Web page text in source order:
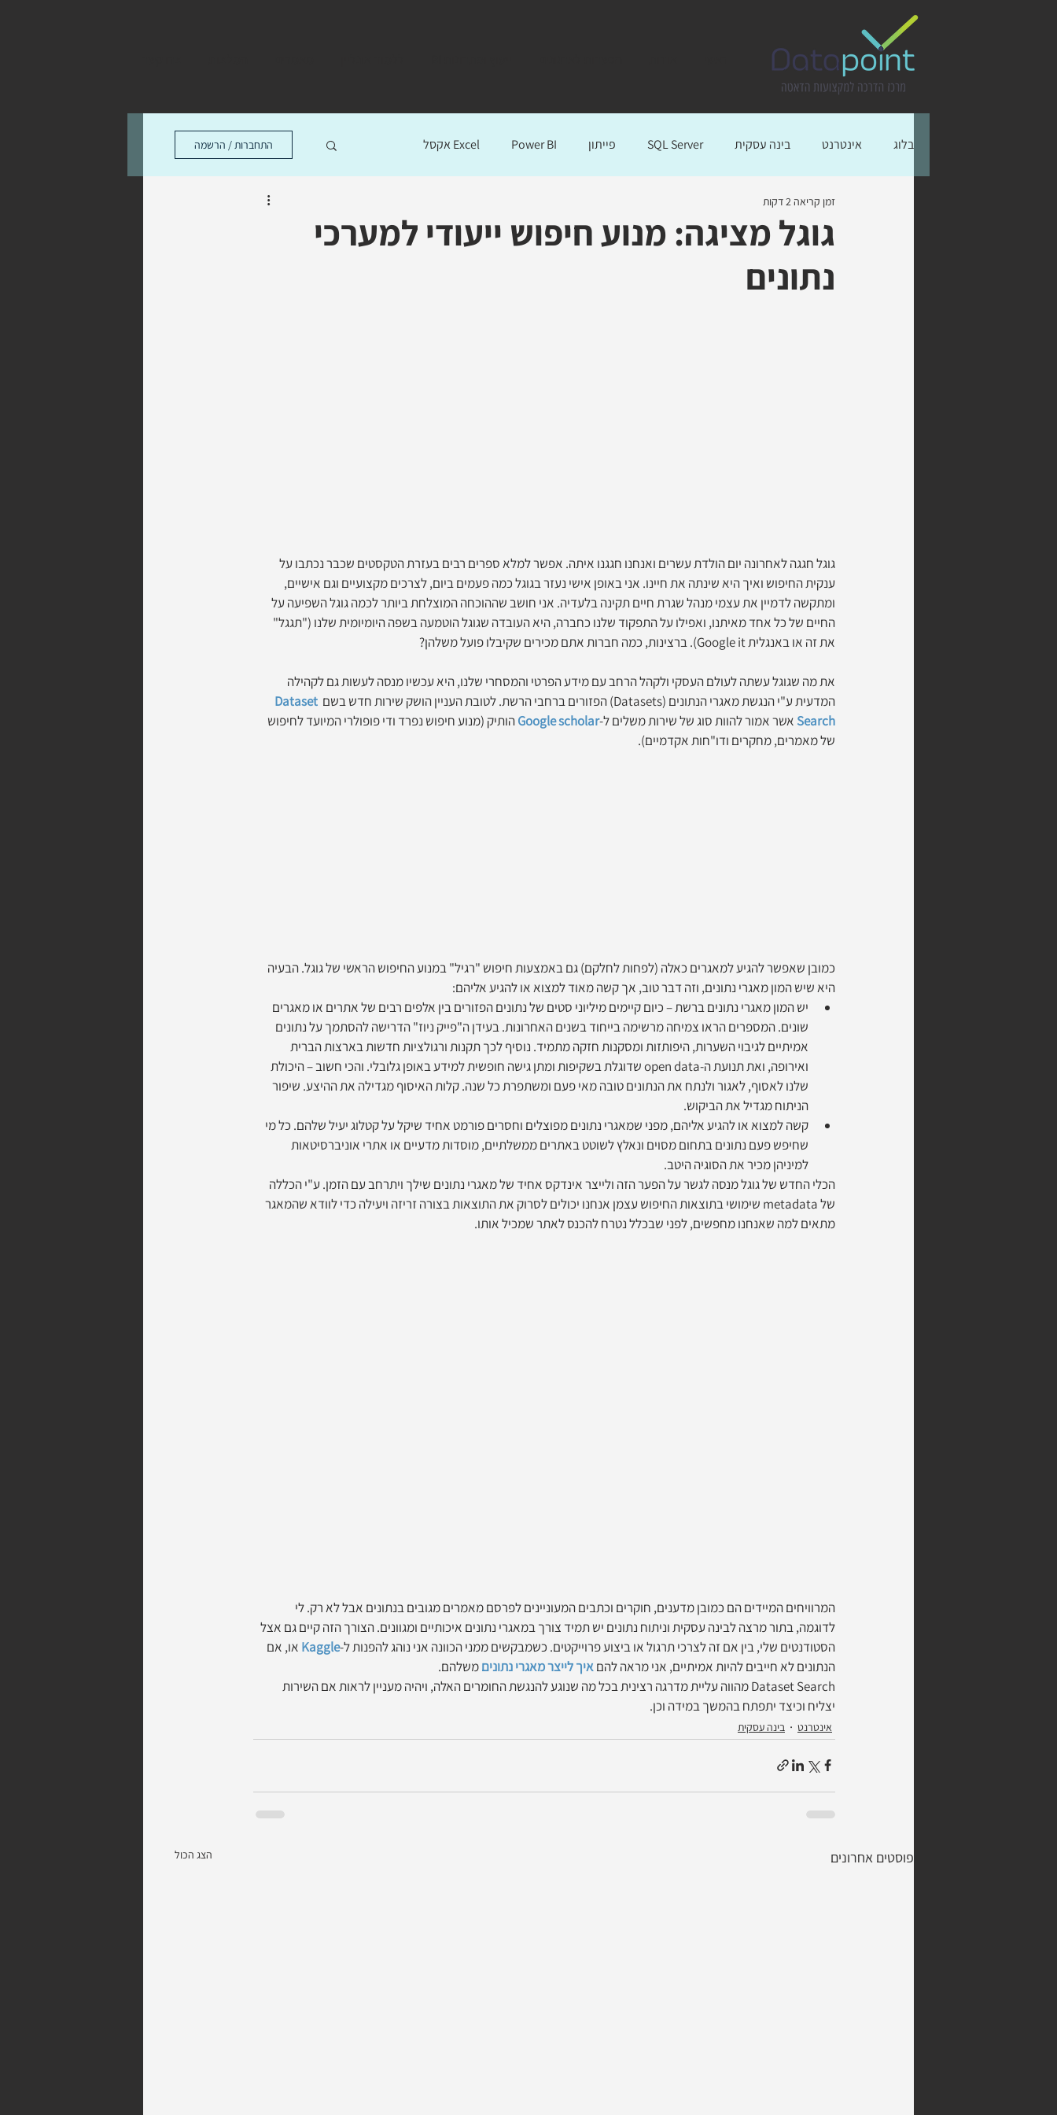
בלוג אינטרנט בינה עסקית SQL Server פייתון Power BI Excel אקסל
כלים מומלצים בינה מלאכותית
התחברות / הרשמה
גוגל מציגה: מנוע חיפוש ייעודי למערכי
נתונים
זמן קריאה 2 דקות
גוגל חגגה לאחרונה יום הולדת עשרים ואנחנו חגגנו איתה. אפשר למלא ספרים רבים בעזרת הטקסטים שכבר נכתבו על
ענקית החיפוש ואיך היא שינתה את חיינו. אני באופן אישי נעזר בגוגל כמה פעמים ביום, לצרכים מקצועיים וגם אישיים,
ומתקשה לדמיין את עצמי מנהל שגרת חיים תקינה בלעדיה. אני חושב שההוכחה המוצלחת ביותר לכמה גוגל השפיעה על
החיים של כל אחד מאיתנו, ואפילו על התפקוד שלנו כחברה, היא העובדה שגוגל הוטמעה בשפה היומיומית שלנו ("תגגל"
את זה או באנגלית Google it). ברצינות, כמה חברות אתם מכירים שקיבלו פועל משלהן?
את מה שגוגל עשתה לעולם העסקי ולקהל הרחב עם מידע הפרטי והמסחרי שלנו, היא עכשיו מנסה לעשות גם לקהילה
המדעית ע"י הנגשת מאגרי הנתונים (Datasets) הפזורים ברחבי הרשת. לטובת העניין הושק שירות חדש בשם
Dataset
Search אשר אמור להוות סוג של שירות משלים ל-Google scholar הותיק (מנוע חיפוש נפרד ודי פופולרי המיועד לחיפוש
של מאמרים, מחקרים ודו"חות אקדמיים).
כמובן שאפשר להגיע למאגרים כאלה (לפחות לחלקם) גם באמצעות חיפוש "רגיל" במנוע החיפוש הראשי של גוגל. הבעיה
היא שיש המון מאגרי נתונים, וזה דבר טוב, אך קשה מאוד למצוא או להגיע אליהם:
יש המון מאגרי נתונים ברשת – כיום קיימים מיליוני סטים של נתונים הפזורים בין אלפים רבים של אתרים או מאגרים
שונים. המספרים הראו צמיחה מרשימה בייחוד בשנים האחרונות. בעידן ה"פייק ניוז" הדרישה להסתמך על נתונים
אמיתיים לגיבוי השערות, היפותזות ומסקנות חזקה מתמיד. נוסיף לכך תקנות ורגולציות חדשות בארצות הברית
ואירופה, ואת תנועת ה-open data שדוגלת בשקיפות ומתן גישה חופשית למידע באופן גלובלי. והכי חשוב – היכולת
שלנו לאסוף, לאגור ולנתח את הנתונים טובה מאי פעם ומשתפרת כל שנה. קלות האיסוף מגדילה את ההיצע. שיפור
הניתוח מגדיל את הביקוש.
קשה למצוא או להגיע אליהם, מפני שמאגרי נתונים מפוצלים וחסרים פורמט אחיד שיקל על קטלוג יעיל שלהם. כל מי
שחיפש פעם נתונים בתחום מסוים ונאלץ לשוטט באתרים ממשלתיים, מוסדות מדעיים או אתרי אוניברסיטאות
למיניהן מכיר את הסוגיה היטב.
הכלי החדש של גוגל מנסה לגשר על הפער הזה ולייצר אינדקס אחיד של מאגרי נתונים שילך ויתרחב עם הזמן. ע"י הכללה
של metadata שימושי בתוצאות החיפוש עצמן אנחנו יכולים לסרוק את התוצאות בצורה זריזה ויעילה כדי לוודא שהמאגר
מתאים למה שאנחנו מחפשים, לפני שבכלל נטרח להכנס לאתר שמכיל אותו.
המרוויחים המיידים הם כמובן מדענים, חוקרים וכתבים המעוניינים לפרסם מאמרים מגובים בנתונים אבל לא רק. לי
לדוגמה, בתור מרצה לבינה עסקית וניתוח נתונים יש תמיד צורך במאגרי נתונים איכותיים ומגוונים. הצורך הזה קיים גם אצל
הסטודנטים שלי, בין אם זה לצרכי תרגול או ביצוע פרוייקטים. כשמבקשים ממני הכוונה אני נוהג להפנות ל-Kaggle או, אם
הנתונים לא חייבים להיות אמיתיים, אני מראה להם איך לייצר מאגרי נתונים משלהם.
Dataset Search מהווה עליית מדרגה רצינית בכל מה שנוגע להנגשת החומרים האלה, ויהיה מעניין לראות אם השירות
יצליח וכיצד יתפתח בהמשך במידה וכן.
אינטרנט בינה עסקית
פוסטים אחרונים הצג הכול